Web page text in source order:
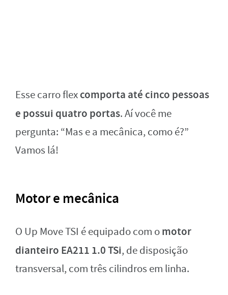
Esse carro flexcomporta até cinco pessoas
e possui quatro portas. Aí você me
pergunta: “Mas e a mecânica, como é?”
Vamos lá!
Motor e mecânica
O Up Move TSI é equipado com omotor
dianteiro EA211 1.0 TSi, de disposição
transversal, com três cilindros em linha.